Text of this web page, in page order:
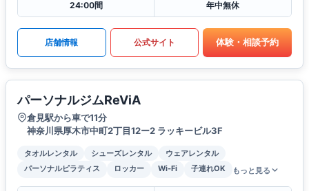
24:00間 年中無休
店舗情報 公式サイト 体験・相談予約
パーソナルジムReViA
倉見駅から車で11分
神奈川県厚木市中町2丁目12ー2 ラッキービル3F
タオルレンタル シューズレンタル
ウェアレンタル
パーソナルピラティス
ロッカー Wi-Fi 子連れOK もっと見る